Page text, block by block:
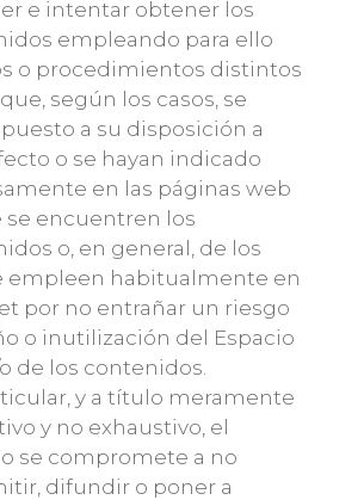
e intentar obtener los
empleando para ello
o procedimientos distintos
según los casos, se
a su disposición a
o se hayan indicado
en las páginas web
se encuentren los
o, en general, de los
empleen habitualmente en
por no entrañar un riesgo
o inutilización del Espacio
de los contenidos.
y a título meramente
y no exhaustivo, el
se compromete a no
difundir o poner a